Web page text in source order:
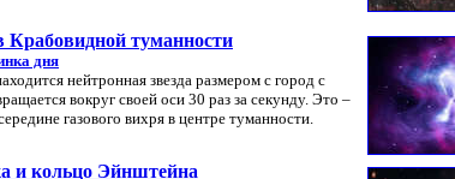
туманности
дня
нейтронная звезда размером с город с
вокруг своей оси 30 раз за секунду. Это –
газового вихря в центре туманности.
и кольцо Эйнштейна